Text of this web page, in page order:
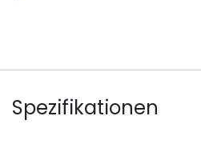
Spezifikationen